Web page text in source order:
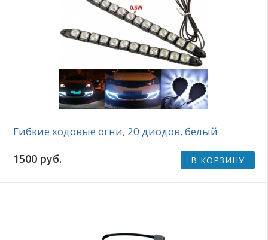
Гибкие ходовые огни, 20 диодов, белый
1500 руб. В КОРЗИНУ